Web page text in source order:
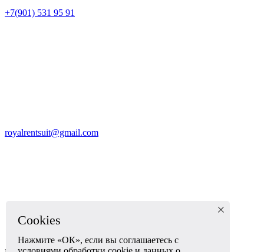
+7(901) 531 95 91
royalrentsuit@gmail.com
Cookies
Нажмите «ОК», если вы соглашаетесь с